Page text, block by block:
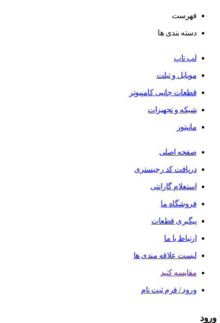
فهرست
دسته بندی ها
لپ تاپ
موبایل و تبلت
قطعات جانبی کامپیوتر
شبکه و تجهیزات
مانیتور
صفحه اصلی
دریافت کد رجیستری
استعلام گارانتی
فروشگاه ما
پیگیری قطعات
ارتباط با ما
لیست علاقه مندی ها
مقایسه کنید
ورود / فرم ثبت نام
ورود